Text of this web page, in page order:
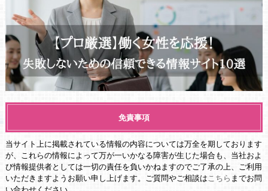
免責事項
当サイト上に掲載されている情報の内容については万全を期しております
が、これらの情報によって万が一いかなる障害が生じた場合も、当社およ
び情報提供者としては一切の責任を負いかねますのでご了承の上、ご利用
いただきますようお願い申し上げます。ご質問やご相談は こちら までお問
い合わせください。